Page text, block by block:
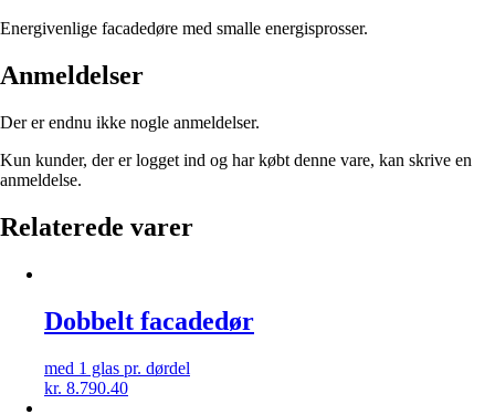
Energivenlige facadedøre med smalle energisprosser.
Anmeldelser
Der er endnu ikke nogle anmeldelser.
Kun kunder, der er logget ind og har købt denne vare, kan skrive en
anmeldelse.
Relaterede varer
Dobbelt facadedør
med 1 glas pr. dørdel
kr. 8.790.40